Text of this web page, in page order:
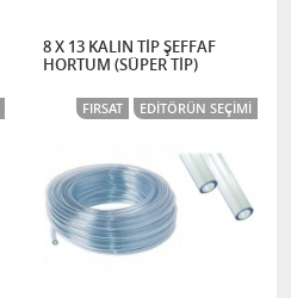
8 X 13 KALIN TİP ŞEFFAF
HORTUM (SÜPER TİP)
FIRSAT EDITÖRÜN SEÇIMI